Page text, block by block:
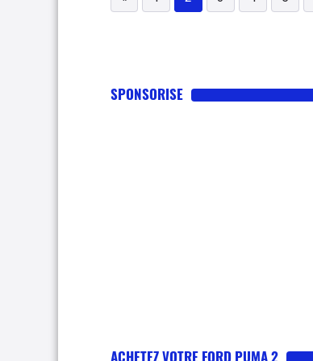
SPONSORISE
ACHETEZ VOTRE FORD PUMA 2